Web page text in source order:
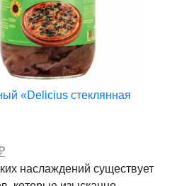
«Delicius стеклянная
Текущая
цена:
2
наслаждений существует